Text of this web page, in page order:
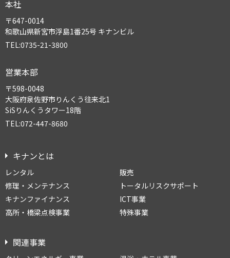
本社
〒647-0014
和歌山県新宮市浮島1番25号 キナンビル
TEL:0735-21-3800
営業本部
〒598-0048
大阪府泉佐野市りんくう往来北1
SiSりんくうタワー18階
TEL:072-447-8680
キナンとは
レンタル
販売
修理・メンテナンス
トータルリスクサポート
キナンファイナンス
ICT事業
高所・橋梁点検事業
特殊事業
関連事業